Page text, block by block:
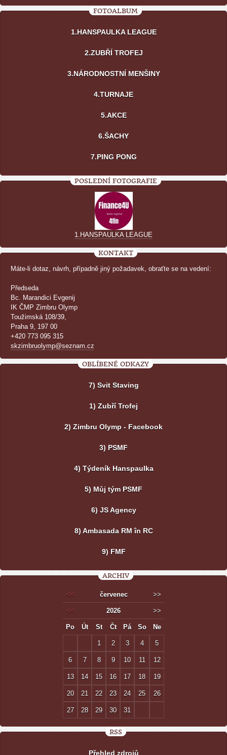
FOTOALBUM
1.HANSPAULKA LEAGUE
2.ZUBŘÍ TROFEJ
3.NÁRODNOSTNÍ MENŠINY
4.TURNAJE
5.AKCE
6.ŠACHY
7.PING PONG
POSLEDNÍ FOTOGRAFIE
1.HANSPAULKA LEAGUE
KONTAKT
Máte-li dotaz, návrh, případně jiný požadavek, obraťte se na vedení:
Předseda
Bc. Marandici Evgenij
IK ČMP Zimbru Olymp
Toužimská 108/39,
Praha 9, 197 00
+420 773 095 315
skzimbruolymp@seznam.cz
OBLÍBENÉ ODKAZY
7) Svit Staving
1) Zubří Trofej
2) Zimbru Olymp - Facebook
3) PSMF
4) Týdeník Hanspaulka
5) Můj tým PSMF
6) JS Agency
8) Ambasada RM în RC
9) FMF
ARCHIV
<< červenec >>
<< 2026 >>
Po Út St Čt Pá So Ne
1 2 3 4 5
6 7 8 9 10 11 12
13 14 15 16 17 18 19
20 21 22 23 24 25 26
27 28 29 30 31
RSS
Přehled zdrojů